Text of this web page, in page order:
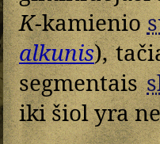
K-kamienio
alkunis),
segmentais
iki šiol yra